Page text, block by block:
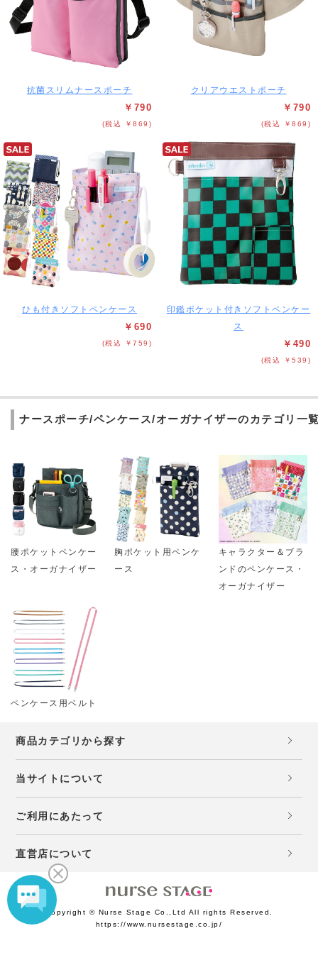
抗菌スリムナースポーチ
￥790
(税込 ￥869)
クリアウエストポーチ
￥790
(税込 ￥869)
ひも付きソフトペンケース
￥690
(税込 ￥759)
印鑑ポケット付きソフトペンケー
ス
￥490
(税込 ￥539)
ナースポーチ/ペンケース/オーガナイザーのカテゴリ一
腰ポケットペンケー
ス・オーガナイザー
胸ポケット用ペンケ
ース
キャラクター＆ブラ
ンドのペンケース・
オーガナイザー
ペンケース用ベルト
商品カテゴリから探す
当サイトについて
ご利用にあたって
直営店について
Copyright © Nurse Stage Co.,Ltd All rights Reserved.
https://www.nursestage.co.jp/